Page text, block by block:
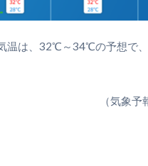
温は、32℃～34℃の予想で
（気象予